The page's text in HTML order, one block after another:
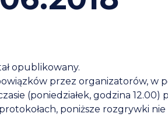
opublikowany.
przez organizatorów, w
(poniedziałek, godzina 12.00)
poniższe rozgrywki nie